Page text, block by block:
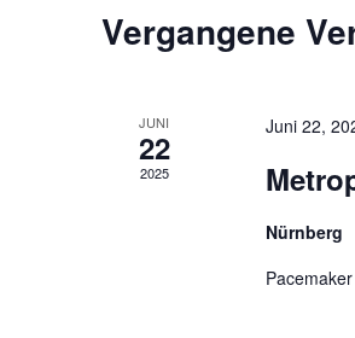
Vergangene
JUNI
22
2025
Juni 22,
Nürnberg